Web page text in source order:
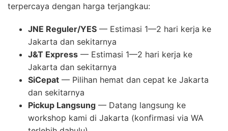
terpercaya dengan harga terjangkau:
JNE Reguler/YES — Estimasi 1—2 hari kerja ke
Jakarta dan sekitarnya
J&T Express — Estimasi 1—2 hari kerja ke
Jakarta dan sekitarnya
SiCepat — Pilihan hemat dan cepat ke Jakarta
dan sekitarnya
Pickup Langsung — Datang langsung ke
workshop kami di Jakarta (konfirmasi via WA